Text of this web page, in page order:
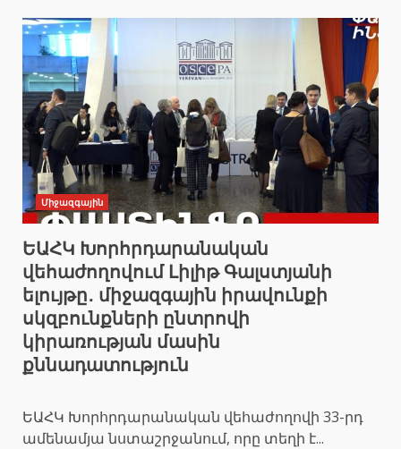
Միջազգային
ԵԱՀԿ Խորհրդարանական
վեհաժողովում Լիլիթ Գալստյանի
ելույթը․ միջազգային իրավունքի
սկզբունքների ընտրովի
կիրառության մասին
քննադատություն
ԵԱՀԿ Խորհրդարանական վեհաժողովի 33-րդ
ամենամյա նստաշրջանում, որը տեղի է...